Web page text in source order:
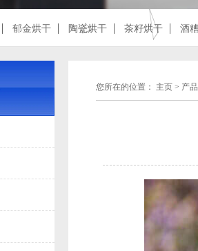
郁金烘干 陶瓷烘干 茶籽烘干 酒
您所在的位置： 主页 > 产